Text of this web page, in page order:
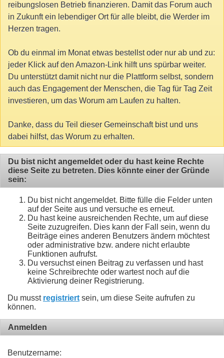
reibungslosen Betrieb finanzieren. Damit das Forum auch
in Zukunft ein lebendiger Ort für alle bleibt, die Werder im
Herzen tragen.
Ob du einmal im Monat etwas bestellst oder nur ab und zu:
jeder Klick auf den Amazon-Link hilft uns spürbar weiter.
Du unterstützt damit nicht nur die Plattform selbst, sondern
auch das Engagement der Menschen, die Tag für Tag Zeit
investieren, um das Worum am Laufen zu halten.
Danke, dass du Teil dieser Gemeinschaft bist und uns
dabei hilfst, das Worum zu erhalten.
Du bist nicht angemeldet oder du hast keine Rechte
diese Seite zu betreten. Dies könnte einer der Gründe
sein:
Du bist nicht angemeldet. Bitte fülle die Felder unten
auf der Seite aus und versuche es erneut.
Du hast keine ausreichenden Rechte, um auf diese
Seite zuzugreifen. Dies kann der Fall sein, wenn du
Beiträge eines anderen Benutzers ändern möchtest
oder administrative bzw. andere nicht erlaubte
Funktionen aufrufst.
Du versuchst einen Beitrag zu verfassen und hast
keine Schreibrechte oder wartest noch auf die
Aktivierung deiner Registrierung.
Du musst registriert sein, um diese Seite aufrufen zu
können.
Anmelden
Benutzername: